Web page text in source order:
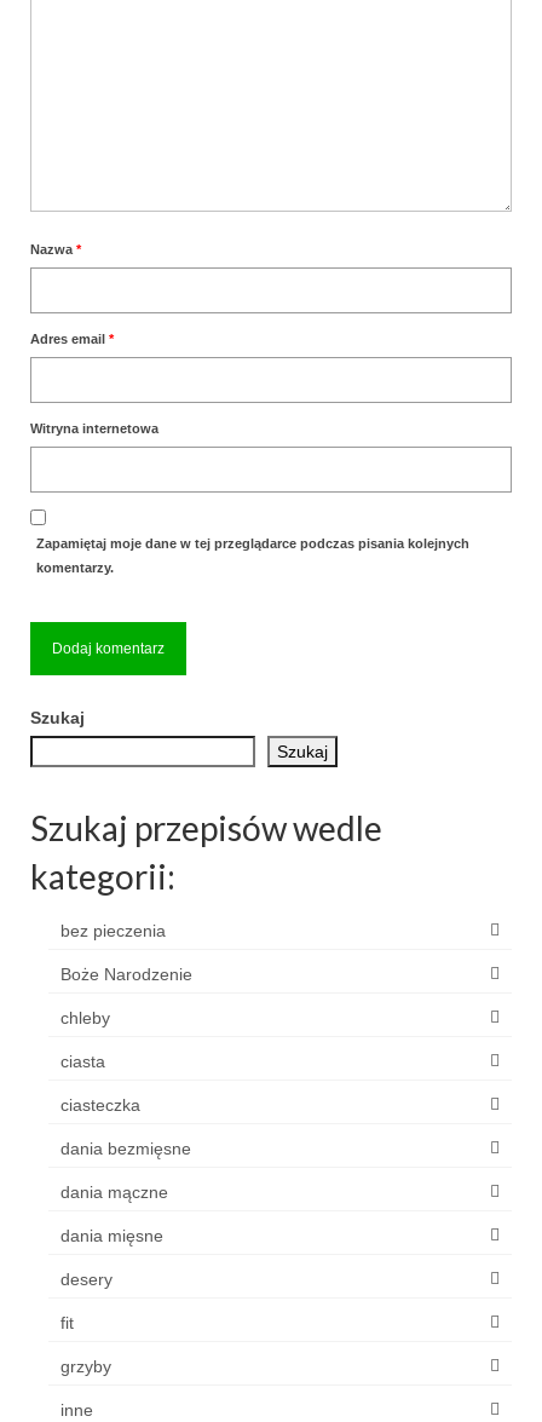
Nazwa *
Adres email *
Witryna internetowa
Zapamiętaj moje dane w tej przeglądarce podczas pisania kolejnych
komentarzy.
Szukaj
Szukaj
Szukaj przepisów wedle
kategorii:
bez pieczenia
Boże Narodzenie
chleby
ciasta
ciasteczka
dania bezmięsne
dania mączne
dania mięsne
desery
fit
grzyby
inne